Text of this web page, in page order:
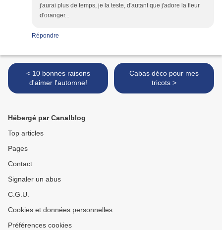
j'aurai plus de temps, je la teste, d'autant que j'adore la fleur
d'oranger...
Répondre
< 10 bonnes raisons
d'aimer l'automne!
Cabas déco pour mes
tricots >
Hébergé par Canalblog
Top articles
Pages
Contact
Signaler un abus
C.G.U.
Cookies et données personnelles
Préférences cookies